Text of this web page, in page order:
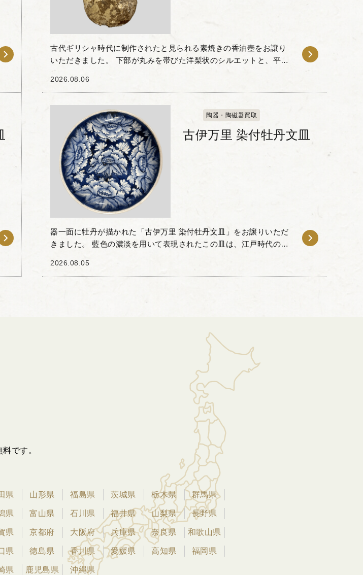
古代ギリシャ時代に制作されたと見られる素焼きの香油壺をお譲り
いただきました。 下部が丸みを帯びた洋梨状のシルエットと、平ら
けられています。...
2026.08.06
陶器・陶磁器買取
古伊万里 染付牡丹文皿
器一面に牡丹が描かれた「古伊万里 染付牡丹文皿」をお譲りいただ
きました。 藍色の濃淡を用いて表現されたこの皿は、江戸時代の職
主役である白い...
2026.08.05
です。
県 山形県 福島県 茨城県 栃木県 群馬県
県 富山県 石川県 福井県 山梨県 長野県
県 京都府 大阪府 兵庫県 奈良県 和歌山県
県 徳島県 香川県 愛媛県 高知県 福岡県
県 鹿児島県 沖縄県